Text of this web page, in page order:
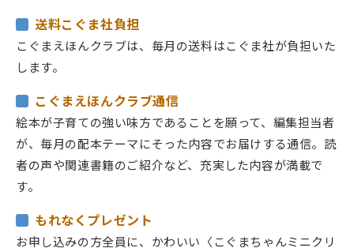
送料こぐま社負担
こぐまえほんクラブは、毎月の送料はこぐま社が負担いた
します。
こぐまえほんクラブ通信
絵本が子育ての強い味方であることを願って、編集担当者
が、毎月の配本テーマにそった内容でお届けする通信。読
者の声や関連書籍のご紹介など、充実した内容が満載で
す。
もれなくプレゼント
お申し込みの方全員に、かわいい〈こぐまちゃんミニクリ